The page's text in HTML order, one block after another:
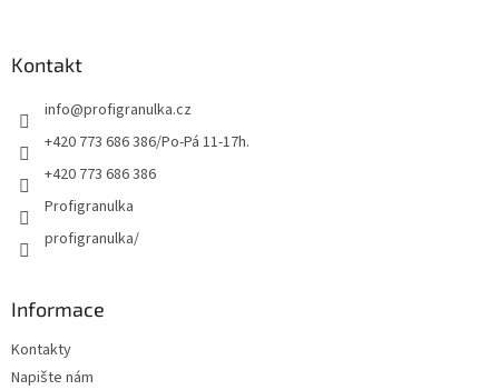
Kontakt
info@profigranulka.cz
+420 773 686 386/Po-Pá 11-17h.
+420 773 686 386
Profigranulka
profigranulka/
Informace
Kontakty
Napište nám